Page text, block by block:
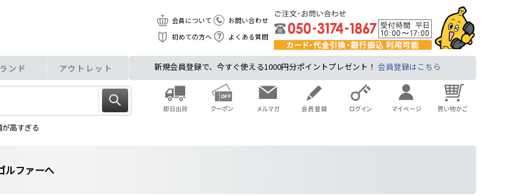
会員について
お問い合わせ
初めての方へ
よくある質問
ンド アウトレット 新規会員登録で、今すぐ使える1000円分ポイントプレゼント！ 会員登録はこちら
が高すぎる
ルファーへ